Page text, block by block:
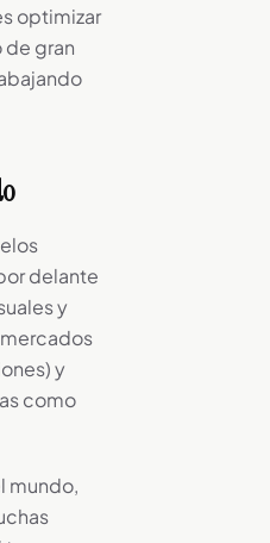
optimizar
de gran
delante
y
y
como
mundo,